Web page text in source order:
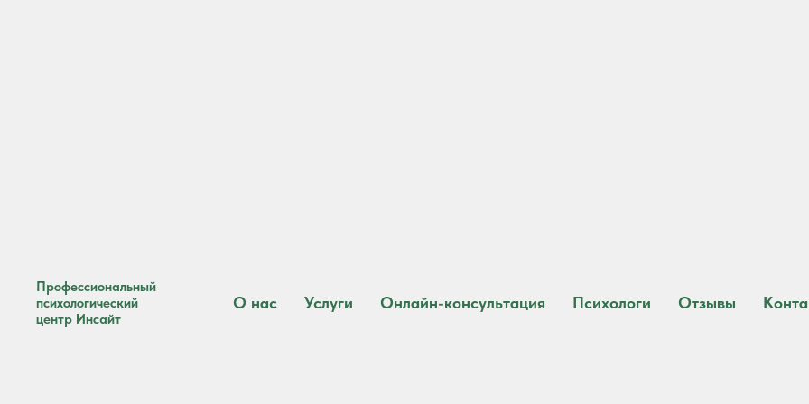
Профессиональный
психологический
центр Инсайт
О нас Услуги Онлайн-консультация Психологи Отзывы